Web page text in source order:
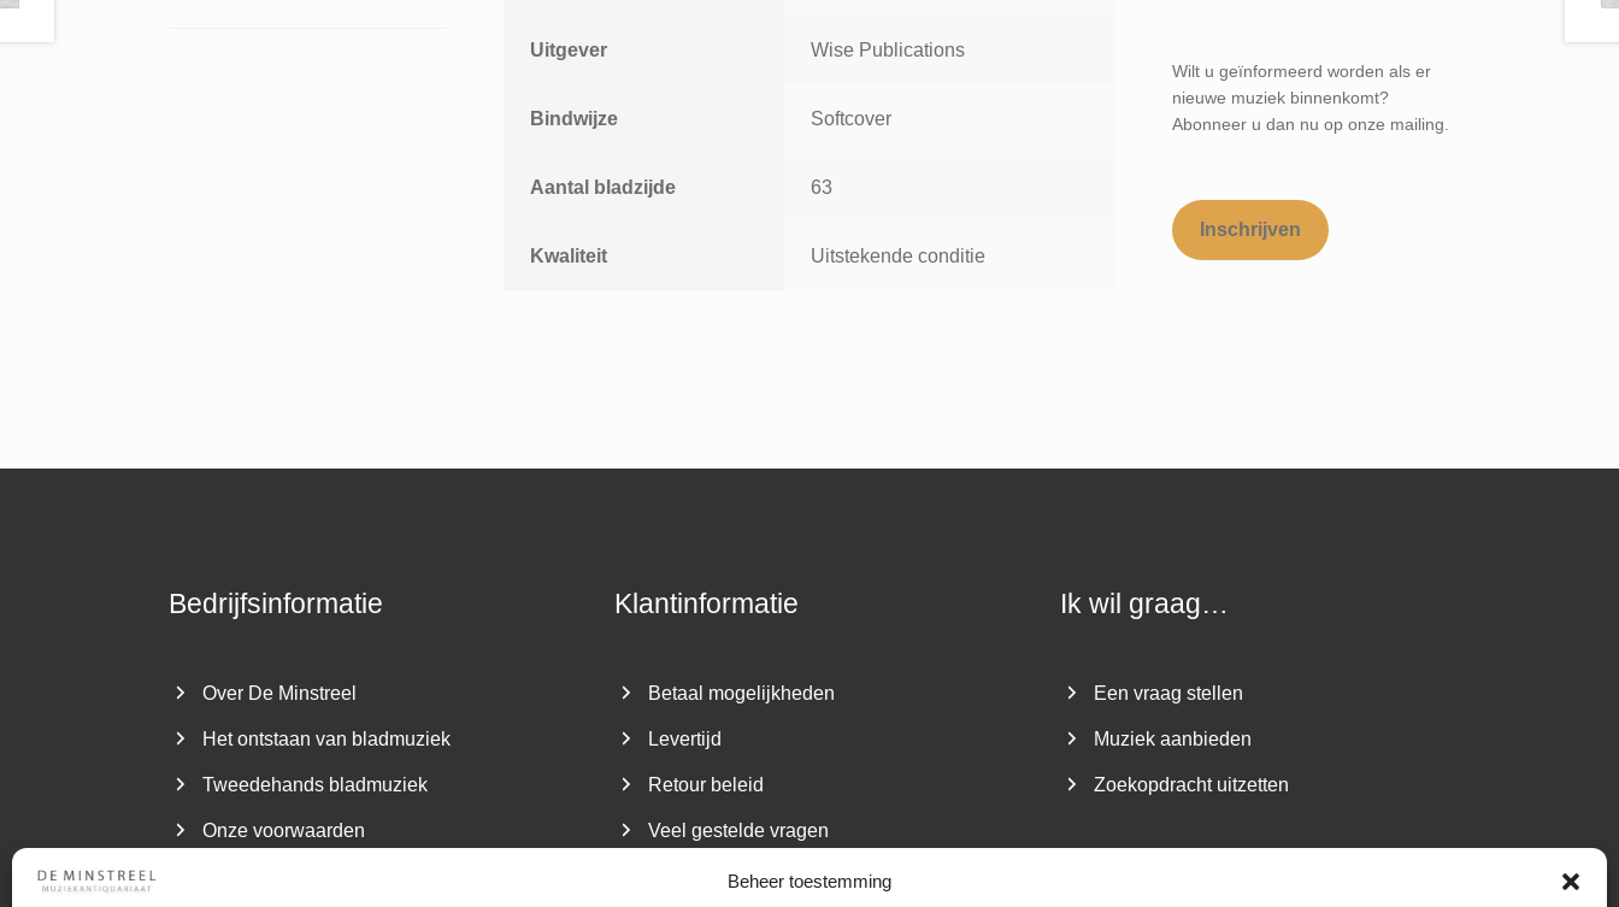
Beheer toestemming
Uitgever Wise Publications
Bindwijze Softcover
Aantal bladzijde 63
Kwaliteit Uitstekende conditie
Wilt u geïnformeerd worden als er
nieuwe muziek binnenkomt?
Abonneer u dan nu op onze mailing.
Inschrijven
Bedrijfsinformatie
Over De Minstreel
Het ontstaan van bladmuziek
Tweedehands bladmuziek
Onze voorwaarden
Klantinformatie
Betaal mogelijkheden
Levertijd
Retour beleid
Veel gestelde vragen
Ik wil graag…
Een vraag stellen
Muziek aanbieden
Zoekopdracht uitzetten